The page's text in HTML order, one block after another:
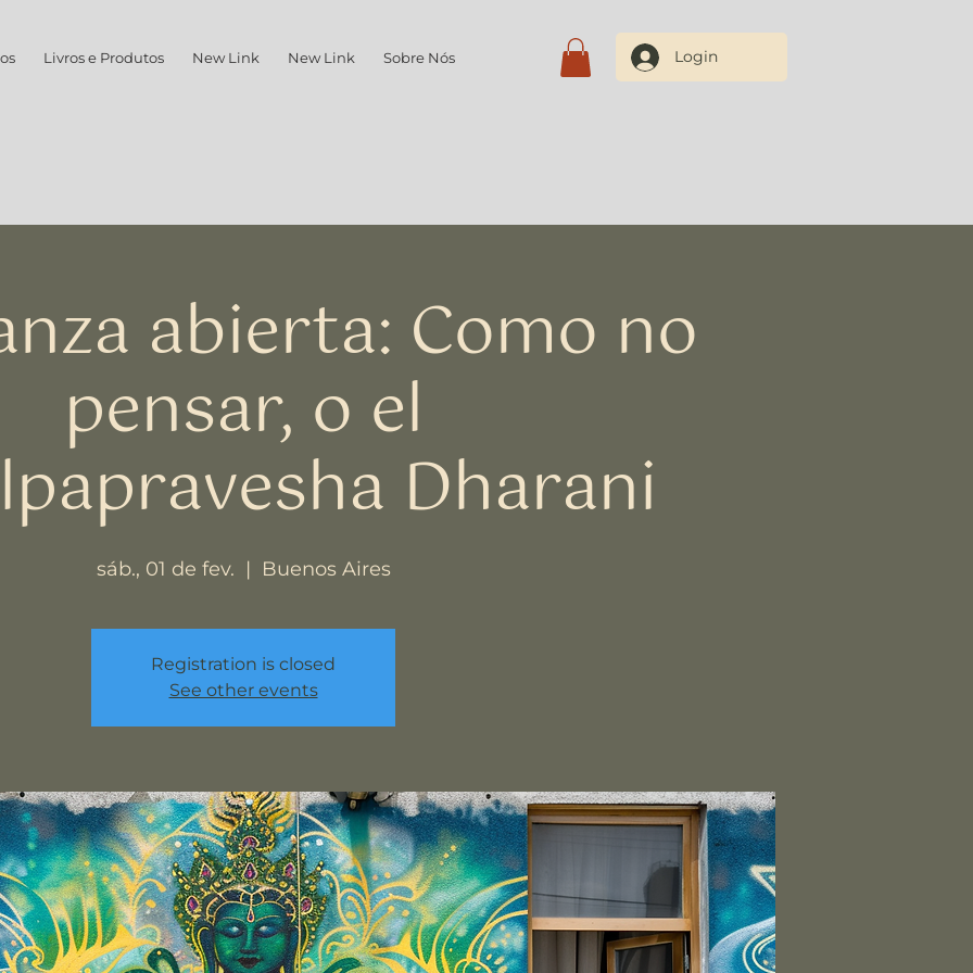
Livros e Produtos New Link New Link Sobre Nós Contate-nos Login
abierta: Como no
pensar, o el
Dharani
sáb., 01 de fev.
  |
Buenos Aires
Registration is closed
See other events